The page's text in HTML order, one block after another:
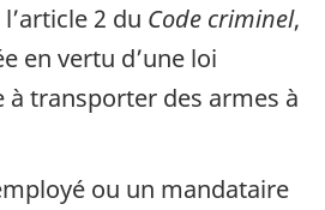
2 du Code criminel,
en vertu d’une loi
à transporter des armes à
ou un mandataire